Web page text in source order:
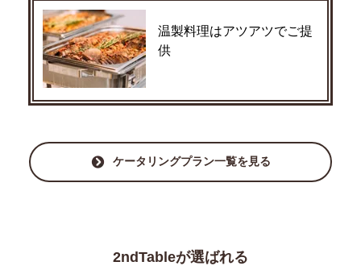
温製料理はアツアツでご提
供
ケータリングプラン一覧を見る
2ndTableが選ばれる